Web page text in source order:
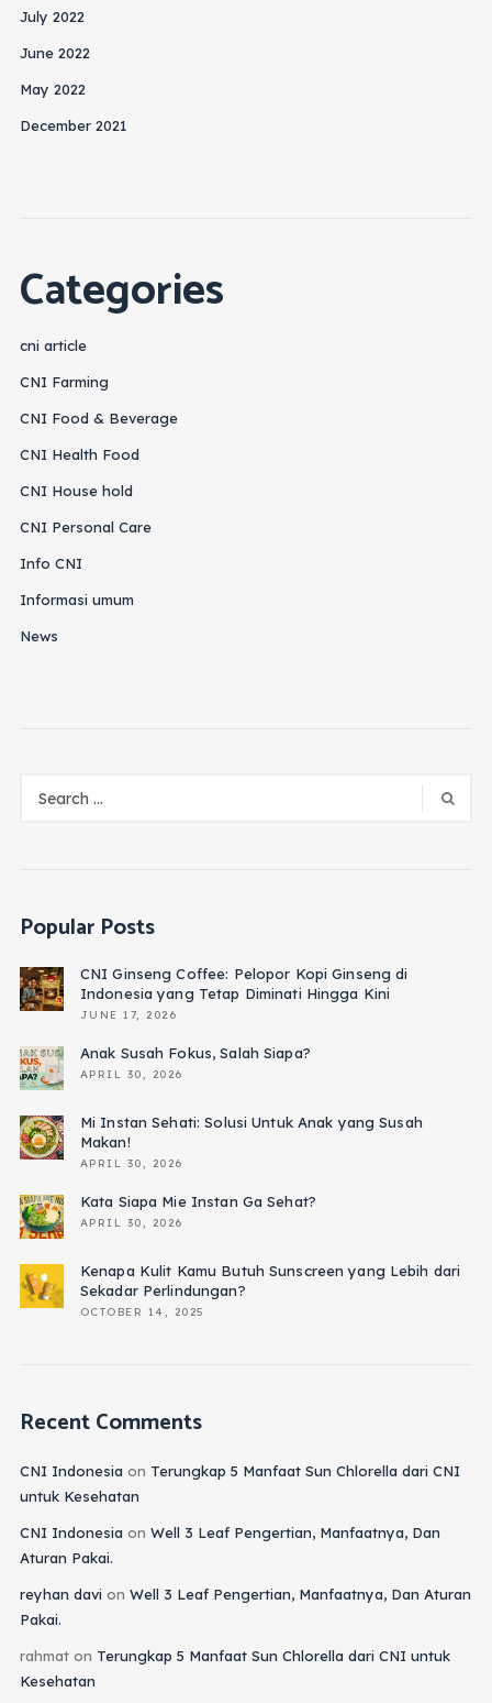
July 2022
June 2022
May 2022
December 2021
Categories
cni article
CNI Farming
CNI Food & Beverage
CNI Health Food
CNI House hold
CNI Personal Care
Info CNI
Informasi umum
News
Popular Posts
CNI Ginseng Coffee: Pelopor Kopi Ginseng di
Indonesia yang Tetap Diminati Hingga Kini
JUNE 17, 2026
Anak Susah Fokus, Salah Siapa?
APRIL 30, 2026
Mi Instan Sehati: Solusi Untuk Anak yang Susah
Makan!
APRIL 30, 2026
Kata Siapa Mie Instan Ga Sehat?
APRIL 30, 2026
Kenapa Kulit Kamu Butuh Sunscreen yang Lebih dari
Sekadar Perlindungan?
OCTOBER 14, 2025
Recent Comments
CNI Indonesia on Terungkap 5 Manfaat Sun Chlorella dari CNI
untuk Kesehatan
CNI Indonesia on Well 3 Leaf Pengertian, Manfaatnya, Dan
Aturan Pakai.
reyhan davi on Well 3 Leaf Pengertian, Manfaatnya, Dan Aturan
Pakai.
rahmaton Terungkap 5 Manfaat Sun Chlorella dari CNI untuk
Kesehatan